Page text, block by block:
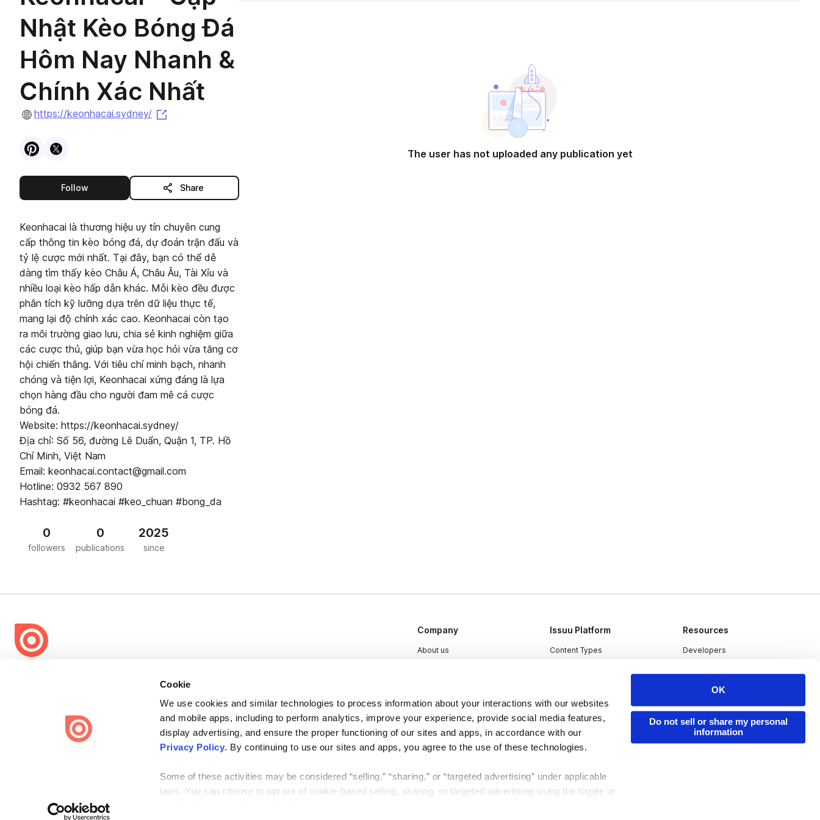
Cookie
We use cookies and similar technologies to process information about your interactions with our websites
and mobile apps, including to perform analytics, improve your experience, provide social media features,
display advertising, and ensure the proper functioning of our sites and apps, in accordance with our
Privacy Policy. By continuing to use our sites and apps, you agree to the use of these technologies.
Some of these activities may be considered “selling,” “sharing,” or “targeted advertising” under applicable
laws. You can choose to opt out of cookie-based selling, sharing, or targeted advertising using the toggle or
OK
Do not sell or share my personal
information
Nhật Kèo Bóng Đá
Hôm Nay Nhanh &
Chính Xác Nhất
https://keonhacai.sydney/
VisitPinterest
Visit
Followthis publisher Share
Keonhacai là thương hiệu uy tín chuyên cung
cấp thông tin kèo bóng đá, dự đoán trận đấu và
tỷ lệ cược mới nhất. Tại đây, bạn có thể dễ
dàng tìm thấy kèo Châu Á, Châu Âu, Tài Xỉu và
nhiều loại kèo hấp dẫn khác. Mỗi kèo đều được
phân tích kỹ lưỡng dựa trên dữ liệu thực tế,
mang lại độ chính xác cao. Keonhacai còn tạo
ra môi trường giao lưu, chia sẻ kinh nghiệm giữa
các cược thủ, giúp bạn vừa học hỏi vừa tăng cơ
hội chiến thắng. Với tiêu chí minh bạch, nhanh
chóng và tiện lợi, Keonhacai xứng đáng là lựa
chọn hàng đầu cho người đam mê cá cược
bóng đá.
Website: https://keonhacai.sydney/
Địa chỉ: Số 56, đường Lê Duẩn, Quận 1, TP. Hồ
Chí Minh, Việt Nam
Email: keonhacai.contact@gmail.com
Hotline: 0932 567 890
Hashtag: #keonhacai #keo_chuan #bong_da
0
followers
0
publications
2025
since
The user has not uploaded any publication yet
share everywhere.
Issuu turns PDFs and other files into interactive flipbooks and
engaging content for every channel.
Company
About us
Contact
Issuu Platform
Content Types
Resources
Developers
Redeem Code
Privacy Law Enforcement